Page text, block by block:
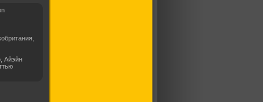
Айэйн